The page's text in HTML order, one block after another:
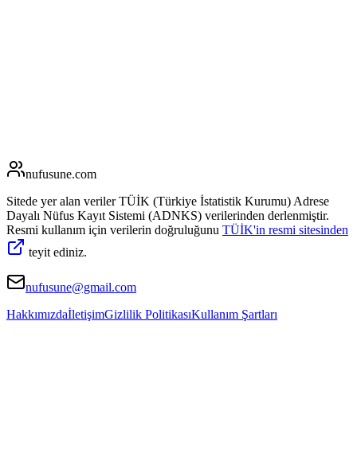
nufusune.com
Sitede yer alan veriler TÜİK (Türkiye İstatistik Kurumu) Adrese
Dayalı Nüfus Kayıt Sistemi (ADNKS) verilerinden derlenmiştir.
Resmi kullanım için verilerin doğruluğunu TÜİK'in resmi sitesinden
teyit ediniz.
nufusune@gmail.com
HakkımızdaİletişimGizlilik PolitikasıKullanım Şartları